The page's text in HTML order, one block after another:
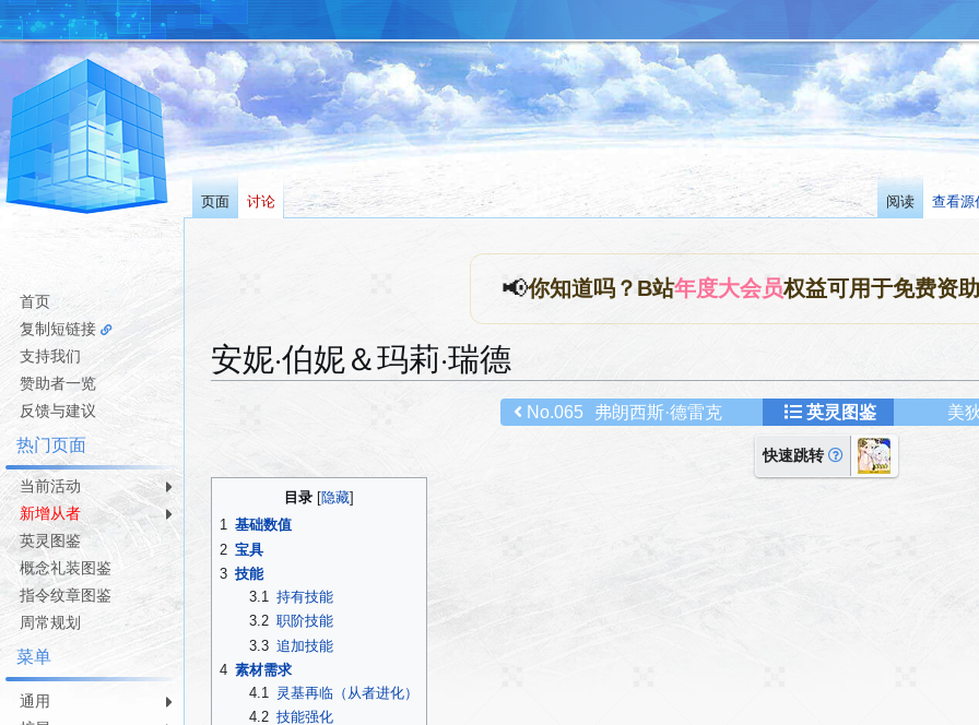
📢你知道吗？B站年度大会员权益可用于免费资
安妮·伯妮＆玛莉·瑞德
导
搜
英灵图鉴
No.065 弗朗西斯·德雷克 美
快速跳转
目录
1 基础数值
2 宝具
3 技能
3.1 持有技能
3.2 职阶技能
3.3 追加技能
4 素材需求
4.1 灵基再临（从者进化）
4.2 技能强化
页面 讨论 阅读 查看源
首页
复制短链接
支持我们
赞助者一览
反馈与建议
热门页面
当前活动
新增从者
英灵图鉴
概念礼装图鉴
指令纹章图鉴
周常规划
菜单
通用